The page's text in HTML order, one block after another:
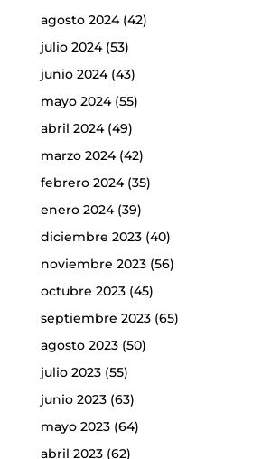
agosto 2024(42)
julio 2024(53)
junio 2024(43)
mayo 2024(55)
abril 2024(49)
marzo 2024(42)
febrero 2024(35)
enero 2024(39)
diciembre 2023(40)
noviembre 2023(56)
octubre 2023(45)
septiembre 2023(65)
agosto 2023(50)
julio 2023(55)
junio 2023(63)
mayo 2023(64)
abril 2023(62)